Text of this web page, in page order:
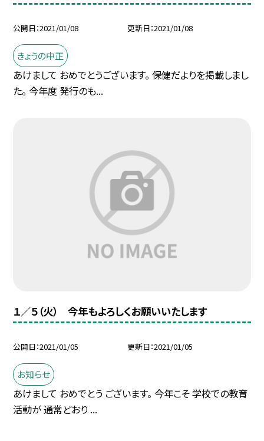
公開日 2021/01/08 更新日 2021/01/08
きょうの中正
あけまして おめでとうございます。 保健だよりを掲載しまし
た。 今年度 発行のも...
１／５（火） 今年もよろしくお願いいたします
公開日 2021/01/05 更新日 2021/01/05
お知らせ
あけまして おめでとう ございます。 今年こそ 学校での教育
活動が 通常どおり ...